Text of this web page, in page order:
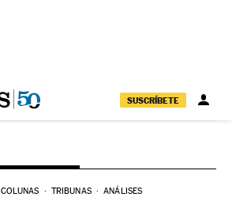
SUSCRÍBETE
COLUNAS TRIBUNAS ANÁLISES